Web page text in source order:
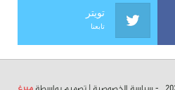
تويتر
تابعنا